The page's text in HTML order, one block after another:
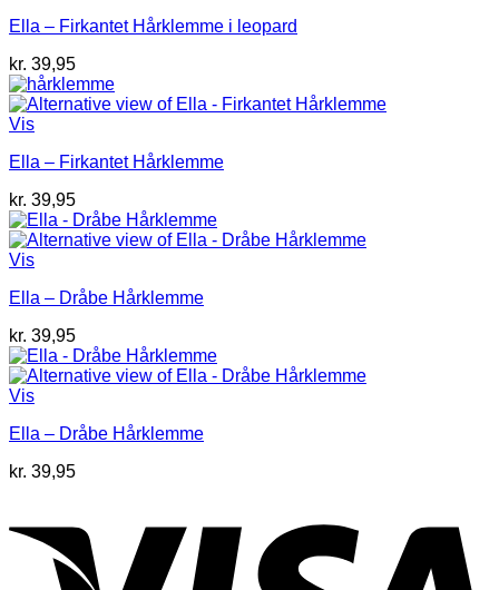
Ella – Firkantet Hårklemme i leopard
kr. 39,95
Vis
Ella – Firkantet Hårklemme
kr. 39,95
Vis
Ella – Dråbe Hårklemme
kr. 39,95
Vis
Ella – Dråbe Hårklemme
kr. 39,95